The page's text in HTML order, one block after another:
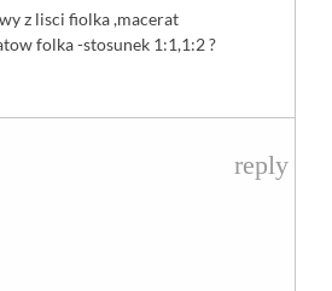
z lisci fiolka ,macerat
folka -stosunek 1:1,1:2 ?
reply